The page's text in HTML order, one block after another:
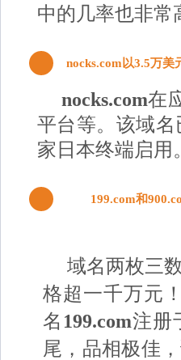
中的几率也非常
nocks.com以3.5万美
nocks.com在
平台等。该域
家日本终端启用。
199.com和
域名两枚三
格超一千万元
名 199.com注册
尾，品相极佳